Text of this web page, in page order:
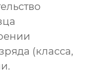
(класса,